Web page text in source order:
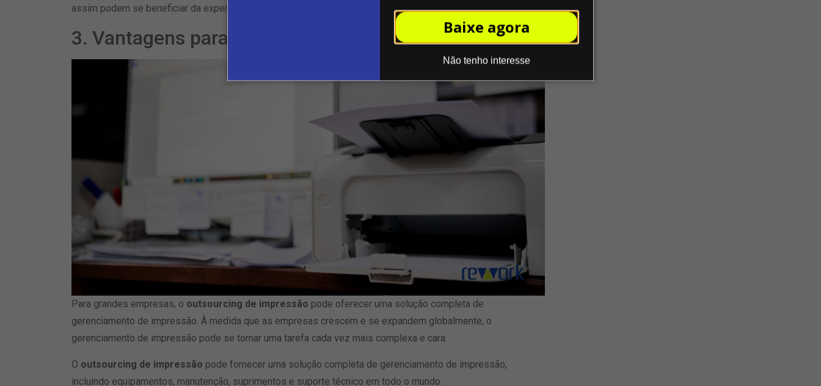
Baixe agora
Não tenho interesse
assim podem se beneficiar da expertise e suporte técnico de um provedor deoutsourcing de impressão.
3. Vantagens para grandes empresas
Para grandes empresas, o outsourcing de impressão pode oferecer uma solução completa de
gerenciamento de impressão. À medida que as empresas crescem e se expandem globalmente, o
gerenciamento de impressão pode se tornar uma tarefa cada vez mais complexa e cara.
O outsourcing de impressão pode fornecer uma solução completa de gerenciamento de impressão,
incluindo equipamentos, manutenção, suprimentos e suporte técnico em todo o mundo.